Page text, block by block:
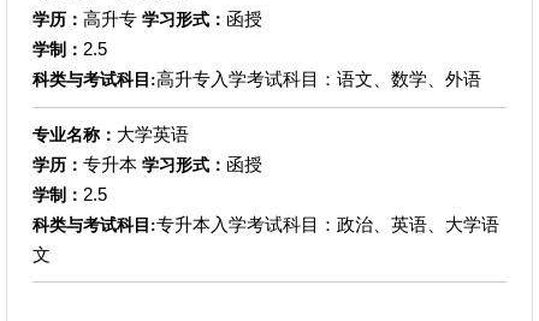
学历： 高升专 学习形式： 函授
学制： 2.5
科类与考试科目:高升专入学考试科目：语文、数学、外语
专业名称： 大学英语
学历： 专升本 学习形式： 函授
学制： 2.5
科类与考试科目:专升本入学考试科目：政治、英语、大学语
文